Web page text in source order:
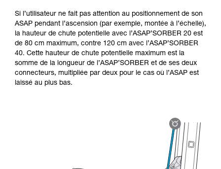
Si l’utilisateur ne fait pas attention au positionnement de son
ASAP pendant l’ascension (par exemple, montée à l’échelle),
la hauteur de chute potentielle avec l’ASAP’SORBER 20 est
de 80 cm maximum, contre 120 cm avec l’ASAP’SORBER
40. Cette hauteur de chute potentielle maximum est la
somme de la longueur de l’ASAP’SORBER et de ses deux
connecteurs, multipliée par deux pour le cas où l’ASAP est
laissé au plus bas.